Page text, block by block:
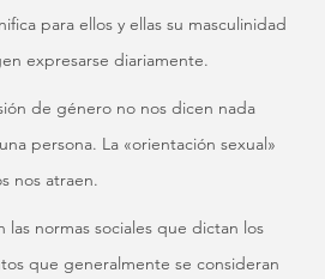
para ellos y ellas su masculinidad
expresarse diariamente.
de género no nos dicen nada
persona. La «orientación sexual»
nos atraen.
las normas sociales que dictan los
que generalmente se consideran